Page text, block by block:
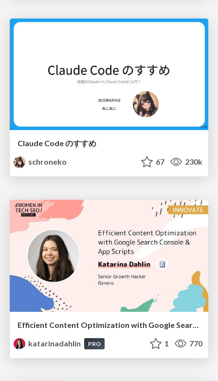
Claude Code のすすめ
schroneko
67 230k
katarinadahlin
PRO 1 770